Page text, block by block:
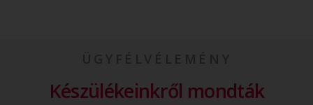
Készülékeinkről mondták